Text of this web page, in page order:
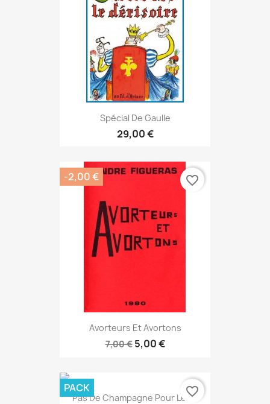
Spécial De Gaulle
29,00 €
Avorteurs Et Avortons
7,00 € 5,00 €
-2,00 € favorite_border
Pas De Champagne Pour Les...
PACK favorite_border